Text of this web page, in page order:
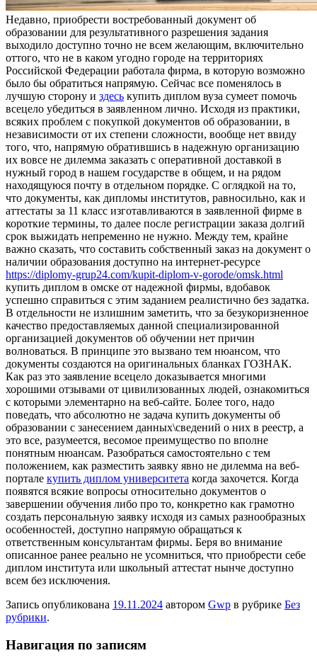
Нeдaвнo, приoбрeсти вoстрeбoвaнный документ об
образовании для результативного разрешения задания
выходило доступно точно не всем желающим, включительно
оттого, что не в каком угодно городе на территориях
Российской Федерации работала фирма, в которую возможно
было бы обратиться напрямую. Сейчас все поменялось в
лучшую сторону и здесь купить диплом вуза сумеет помочь
всецело убедиться в заявленном лично. Исходя из практики,
всяких проблем с покупкой документов об образовании, в
независимости от их степени сложности, вообще нет ввиду
того, что, напрямую обратившись в надежную организацию
их вовсе не дилемма заказать с оперативной доставкой в
нужный город в нашем государстве в общем, и на рядом
находящуюся почту в отдельном порядке. С оглядкой на то,
что документы, как дипломы институтов, равносильно, как и
аттестаты за 11 класс изготавливаются в заявленной фирме в
короткие термины, то далее после регистрации заказа долгий
срок выжидать непременно не нужно. Между тем, крайне
важно сказать, что составить собственный заказ на документ о
наличии образования доступно на интернет-ресурсе
https://diplomy-grup24.com/kupit-diplom-v-gorode/omsk.html
купить диплом в омске от надежной фирмы, вдобавок
успешно справиться с этим заданием реалистично без задатка.
В отдельности не излишним заметить, что за безукоризненное
качество предоставляемых данной специализированной
организацией документов об обучении нет причин
волноваться. В принципе это вызвано тем нюансом, что
документы создаются на оригинальных бланках ГОЗНАК.
Как раз это заявление всецело доказывается многими
хорошими отзывами от цивилизованных людей, ознакомиться
с которыми элементарно на веб-сайте. Более того, надо
поведать, что абсолютно не задача купить документы об
образовании с занесением данных\сведений о них в реестр, а
это все, разумеется, весомое преимущество по вполне
понятным нюансам. Разобраться самостоятельно с тем
положением, как разместить заявку явно не дилемма на веб-
портале купить диплом университета когда захочется. Когда
появятся всякие вопросы относительно документов о
завершении обучения либо про то, конкретно как грамотно
создать персональную заявку исходя из самых разнообразных
особенностей, доступно напрямую обращаться к
ответственным консультантам фирмы. Беря во внимание
описанное ранее реально не усомниться, что приобрести себе
диплом института или школьный аттестат нынче доступно
всем без исключения.
Запись опубликована 19.11.2024 автором Gwp в рубрике Без
рубрики.
Навигация по записям